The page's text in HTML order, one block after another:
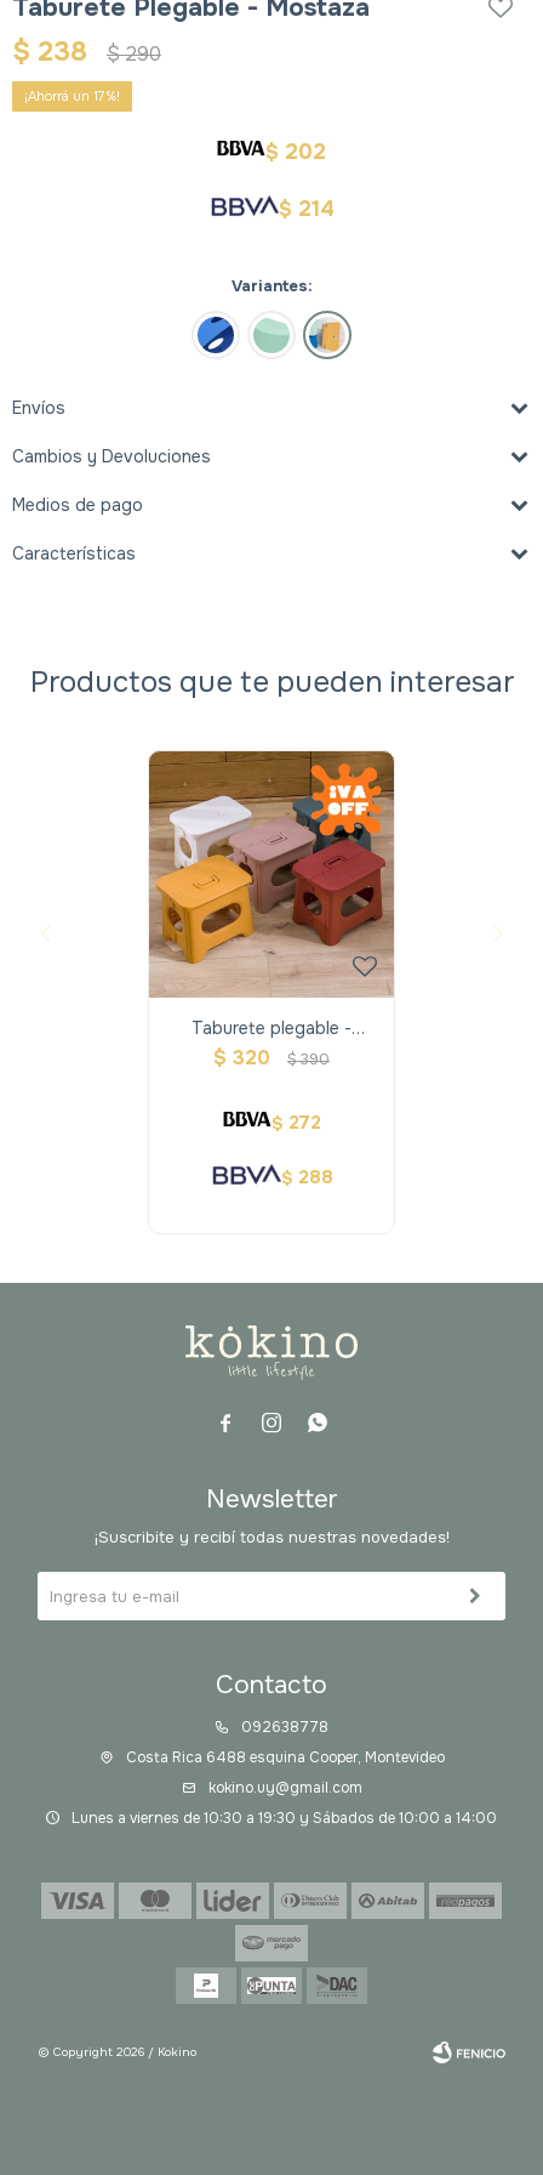
Taburete Plegable - Mostaza
$ 238 $290
17
$ 202
$ 214
Variantes:
Envíos
Cambios y Devoluciones
Medios de pago
Características
Productos que te pueden interesar
Taburete plegable -
Naranja
$ 320 $390
$ 272
$ 288
  
Contacto
092638778
Costa Rica 6488 esquina Cooper, Montevideo
kokino.uy@gmail.com
Lunes a viernes de 10:30 a 19:30 y Sábados de 10:00 a 14:00
Newsletter
¡Suscribite y recibí todas nuestras novedades!
© Copyright 2026 / Kokino